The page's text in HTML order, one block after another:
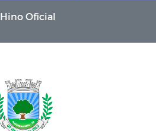
Hino Oficial